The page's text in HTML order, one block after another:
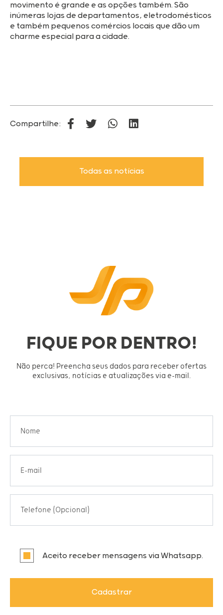
movimento é grande e as opções também. São
inúmeras lojas de departamentos, eletrodomésticos
e também pequenos comércios locais que dão um
charme especial para a cidade.
Compartilhe:
Todas as notícias
FIQUE POR DENTRO!
Não perca! Preencha seus dados para receber ofertas
exclusivas, notícias e atualizações via e-mail.
Aceito receber mensagens via Whatsapp.
Cadastrar